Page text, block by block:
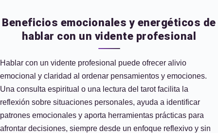
Beneficios emocionales y energéticos de
hablar con un vidente profesional
Hablar con un vidente profesional puede ofrecer alivio
emocional y claridad al ordenar pensamientos y emociones.
Una consulta espiritual o una lectura del tarot facilita la
reflexión sobre situaciones personales, ayuda a identificar
patrones emocionales y aporta herramientas prácticas para
afrontar decisiones, siempre desde un enfoque reflexivo y sin